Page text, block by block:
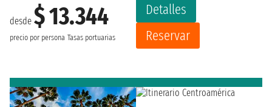
desde $ 13.344
precio por persona Tasas portuarias
Detalles
Reservar